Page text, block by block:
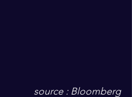
source : Bloomberg